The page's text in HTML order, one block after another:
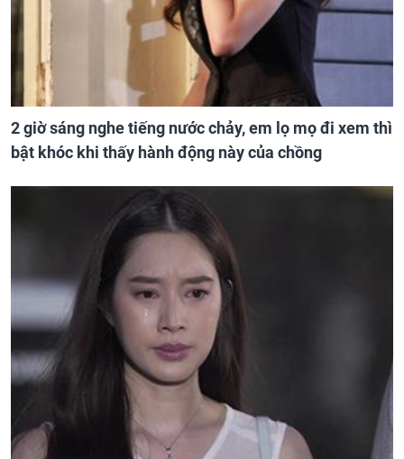
2 giờ sáng nghe tiếng nước chảy, em lọ mọ đi xem thì
bật khóc khi thấy hành động này của chồng